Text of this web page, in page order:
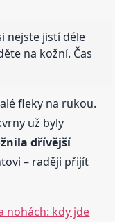
nejste jistí déle
na kožní. Čas
fleky na rukou.
už byly
dřívější
– raději přijít
nohách: kdy jde